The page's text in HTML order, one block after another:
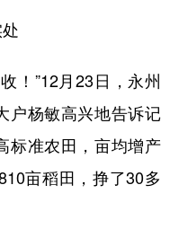
青海
عربى
”12月23日，永州
户杨敏高兴地告诉记
标准农田，亩均增产
亩稻田，挣了30多